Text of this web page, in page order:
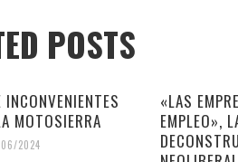
POSTS
MOTOSIERRA
2024
«LAS
EMPLEO»,